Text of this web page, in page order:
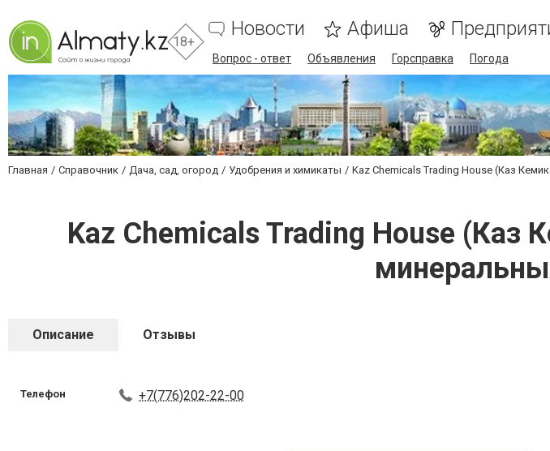
18+
Новости Афиша
Вопрос - ответ Объявления Горсправка Погода
Главная Справочник Дача, сад, огород Удобрения и химикаты Kaz Chemicals Trading House (Каз
Kaz Chemicals Trading House (Каз
Описание Отзывы
Телефон +7(776)202-22-00